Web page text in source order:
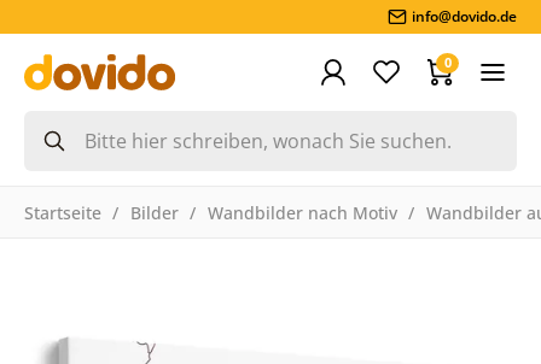
info@dovido.de
0
Startseite Bilder Wandbilder nach Motiv Wandbilder